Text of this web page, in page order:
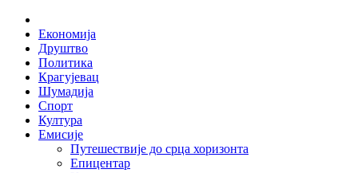
Skip
content
Економија
Друштво
Политика
Крагујевац
Шумадија
Спорт
Култура
Емисије
Путешествије до срца хоризонта
Епицентар